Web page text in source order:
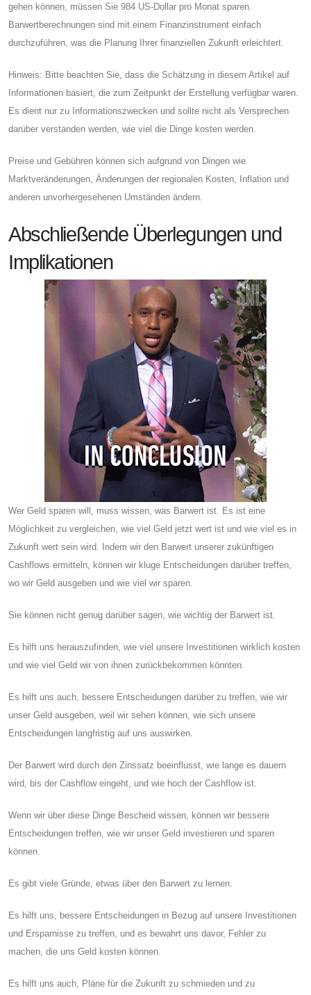
gehen können, müssen Sie 984 US-Dollar pro Monat sparen.
Barwertberechnungen sind mit einem Finanzinstrument einfach
durchzuführen, was die Planung Ihrer finanziellen Zukunft erleichtert.
Hinweis: Bitte beachten Sie, dass die Schätzung in diesem Artikel auf
Informationen basiert, die zum Zeitpunkt der Erstellung verfügbar waren.
Es dient nur zu Informationszwecken und sollte nicht als Versprechen
darüber verstanden werden, wie viel die Dinge kosten werden.
Preise und Gebühren können sich aufgrund von Dingen wie
Marktveränderungen, Änderungen der regionalen Kosten, Inflation und
anderen unvorhergesehenen Umständen ändern.
Abschließende Überlegungen und
Implikationen
Wer Geld sparen will, muss wissen, was Barwert ist. Es ist eine
Möglichkeit zu vergleichen, wie viel Geld jetzt wert ist und wie viel es in
Zukunft wert sein wird. Indem wir den Barwert unserer zukünftigen
Cashflows ermitteln, können wir kluge Entscheidungen darüber treffen,
wo wir Geld ausgeben und wie viel wir sparen.
Sie können nicht genug darüber sagen, wie wichtig der Barwert ist.
Es hilft uns herauszufinden, wie viel unsere Investitionen wirklich kosten
und wie viel Geld wir von ihnen zurückbekommen könnten.
Es hilft uns auch, bessere Entscheidungen darüber zu treffen, wie wir
unser Geld ausgeben, weil wir sehen können, wie sich unsere
Entscheidungen langfristig auf uns auswirken.
Der Barwert wird durch den Zinssatz beeinflusst, wie lange es dauern
wird, bis der Cashflow eingeht, und wie hoch der Cashflow ist.
Wenn wir über diese Dinge Bescheid wissen, können wir bessere
Entscheidungen treffen, wie wir unser Geld investieren und sparen
können.
Es gibt viele Gründe, etwas über den Barwert zu lernen.
Es hilft uns, bessere Entscheidungen in Bezug auf unsere Investitionen
und Ersparnisse zu treffen, und es bewahrt uns davor, Fehler zu
machen, die uns Geld kosten können.
Es hilft uns auch, Pläne für die Zukunft zu schmieden und zu